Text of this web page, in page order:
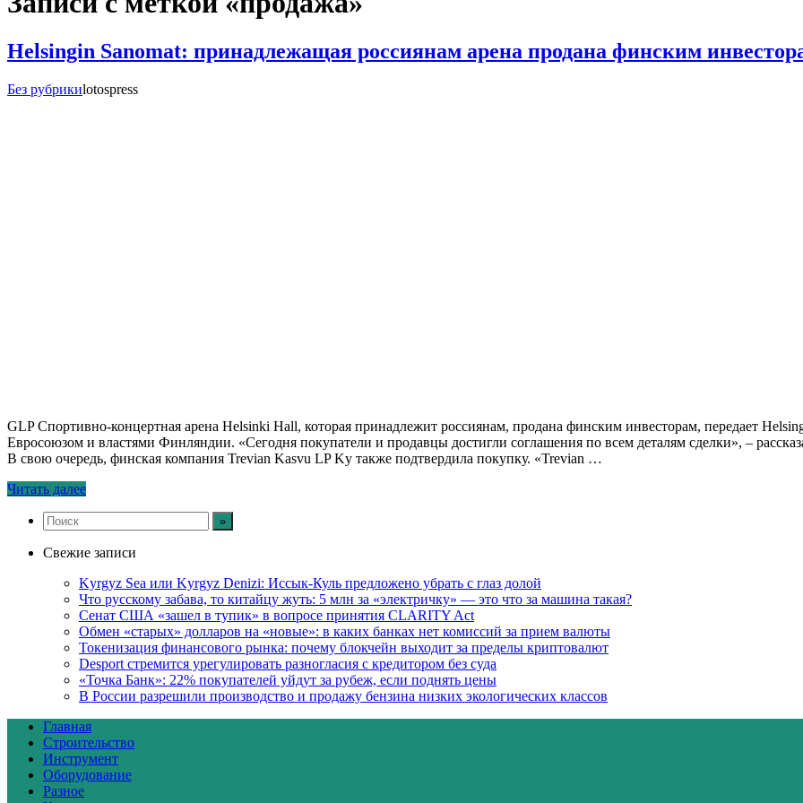
Helsingin Sanomat: принадлежащая россиянам арена продана финским
Без рубрикиlotospress
GLP Спортивно-концертная арена Helsinki Hall, которая принадлежит россиянам, продана финским инвесторам, передает
Евросоюзом и властями Финляндии. «Сегодня покупатели и продавцы достигли соглашения по всем деталям сделки», –
В свою очередь, финская компания Trevian Kasvu LP Ky также подтвердила покупку. «Trevian …
Читать далее
Свежие записи
Kyrgyz Sea или Kyrgyz Denizi: Иссык-Куль предложено убрать с глаз долой
Что русскому забава, то китайцу жуть: 5 млн за «электричку» — это что за машина такая?
Сенат США «зашел в тупик» в вопросе принятия CLARITY Act
Обмен «старых» долларов на «новые»: в каких банках нет комиссий за прием валюты
Токенизация финансового рынка: почему блокчейн выходит за пределы криптовалют
Desport стремится урегулировать разногласия с кредитором без суда
«Точка Банк»: 22% покупателей уйдут за рубеж, если поднять цены
В России разрешили производство и продажу бензина низких экологических классов
Главная
Строительство
Инструмент
Оборудование
Разное